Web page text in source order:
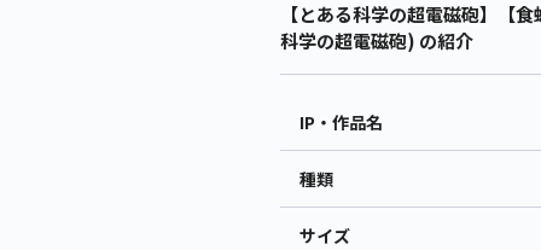
【とある科学の超電磁砲】【
科学の超電磁砲) の紹介
IP・作品名
種類
サイズ